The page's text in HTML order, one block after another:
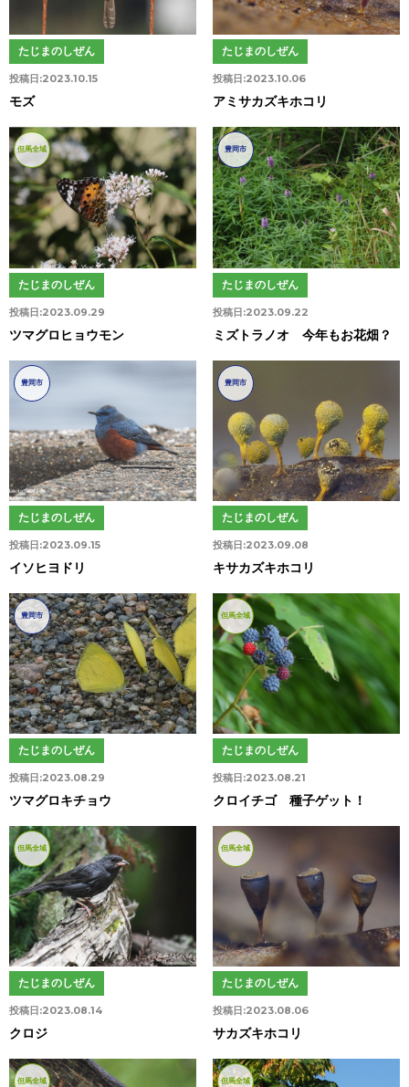
投稿日:2023.10.15
たじまのしぜん
モズ
投稿日:2023.10.06
たじまのしぜん
アミサカズキホコリ
但馬全域
投稿日:2023.09.29
たじまのしぜん
ツマグロヒョウモン
豊岡市
投稿日:2023.09.22
たじまのしぜん
ミズトラノオ 今年もお花畑？
豊岡市
投稿日:2023.09.15
たじまのしぜん
イソヒヨドリ
豊岡市
投稿日:2023.09.08
たじまのしぜん
キサカズキホコリ
豊岡市
投稿日:2023.08.29
たじまのしぜん
ツマグロキチョウ
但馬全域
投稿日:2023.08.21
たじまのしぜん
クロイチゴ 種子ゲット！
但馬全域
投稿日:2023.08.14
たじまのしぜん
クロジ
但馬全域
投稿日:2023.08.06
たじまのしぜん
サカズキホコリ
但馬全域 但馬全域